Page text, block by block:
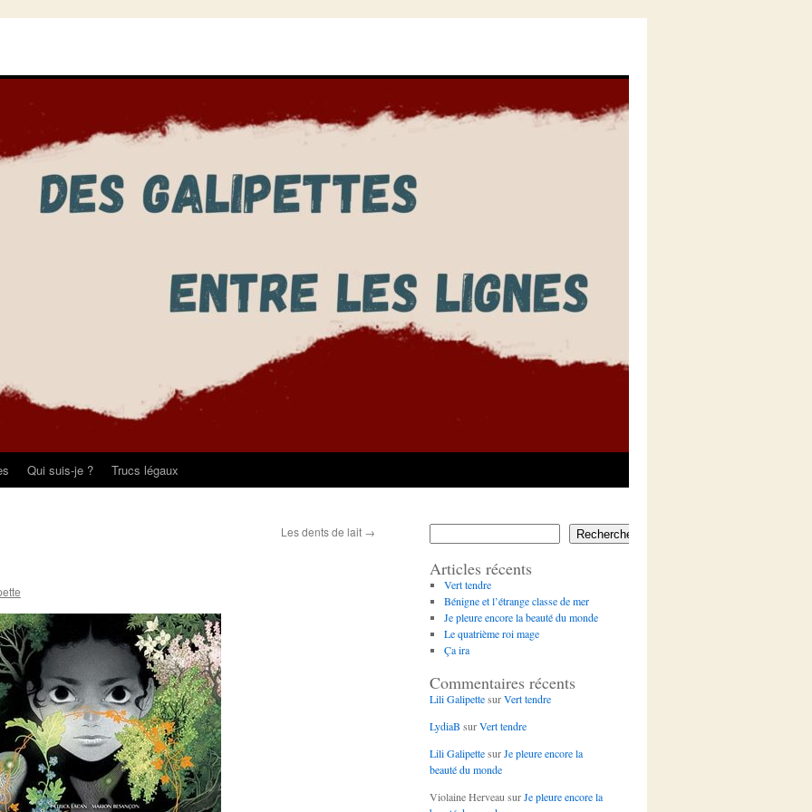
Qui suis-je ? Trucs légaux
Les dents de lait → Rechercher
Articles récents
Vert tendre
Bénigne et l’étrange classe de mer
Je pleure encore la beauté du monde
Le quatrième roi mage
Ça ira
Commentaires récents
Lili GalipettesurVert tendre
LydiaB surVert tendre
Lili GalipettesurJe pleure encore la
beauté du monde
Violaine Herveau surJe pleure encore la